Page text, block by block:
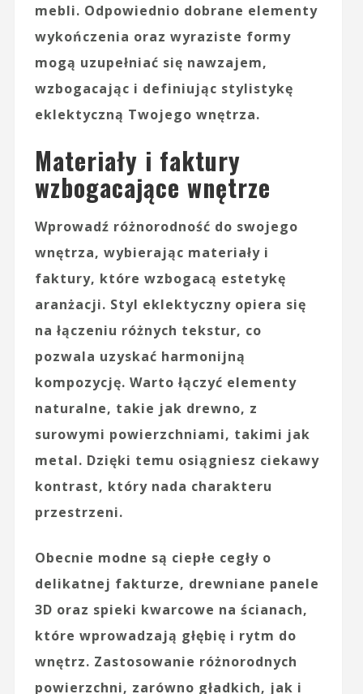
mebli. Odpowiednio dobrane elementy
wykończenia oraz wyraziste formy
mogą uzupełniać się nawzajem,
wzbogacając i definiując stylistykę
eklektyczną Twojego wnętrza.
Materiały i faktury
wzbogacające wnętrze
Wprowadź różnorodność do swojego
wnętrza, wybierając materiałyi
faktury, które wzbogacą estetykę
aranżacji. Styl eklektyczny opiera się
na łączeniu różnych tekstur, co
pozwala uzyskać harmonijną
kompozycję. Warto łączyć elementy
naturalne, takie jak drewno, z
surowymi powierzchniami, takimi jak
metal. Dzięki temu osiągniesz ciekawy
kontrast, który nada charakteru
przestrzeni.
Obecnie modne są ciepłe cegły o
delikatnej fakturze, drewniane panele
3D oraz spieki kwarcowe na ścianach,
które wprowadzają głębię i rytm do
wnętrz. Zastosowanie różnorodnych
powierzchni, zarówno gładkich, jak i